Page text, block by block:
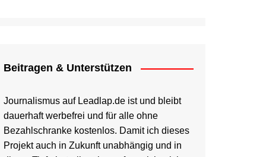
Beitragen & Unterstützen
Journalismus auf Leadlap.de ist und bleibt
dauerhaft werbefrei und für alle ohne
Bezahlschranke kostenlos. Damit ich dieses
Projekt auch in Zukunft unabhängig und in